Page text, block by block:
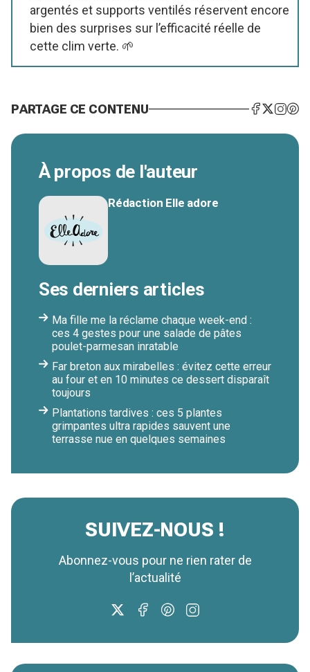
argentés et supports ventilés réservent encore
bien des surprises sur l’efficacité réelle de
cette clim verte. 🌱
PARTAGE CE CONTENU
À propos de l'auteur
Rédaction Elle adore
Ses derniers articles
Ma fille me la réclame chaque week-end :
ces 4 gestes pour une salade de pâtes
poulet-parmesan inratable
Far breton aux mirabelles : évitez cette erreur
au four et en 10 minutes ce dessert disparaît
toujours
Plantations tardives : ces 5 plantes
grimpantes ultra rapides sauvent une
terrasse nue en quelques semaines
SUIVEZ-NOUS !
Abonnez-vous pour ne rien rater de
l’actualité